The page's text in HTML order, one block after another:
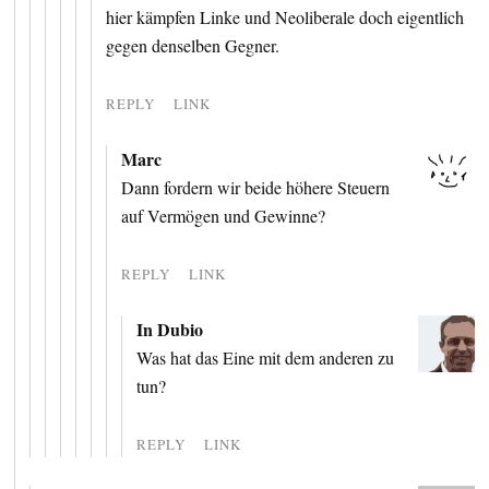
hier kämpfen Linke und Neoliberale doch eigentlich
gegen denselben Gegner.
REPLY LINK
Marc
Dann fordern wir beide höhere Steuern
auf Vermögen und Gewinne?
REPLY LINK
In Dubio
Was hat das Eine mit dem anderen zu
tun?
REPLY LINK